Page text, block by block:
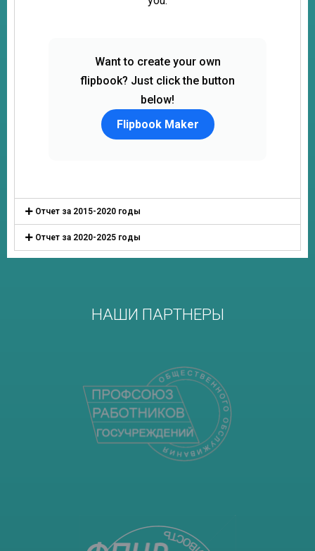
Отчет за 2015-2020 годы
Отчет за 2020-2025 годы
НАШИ ПАРТНЕРЫ